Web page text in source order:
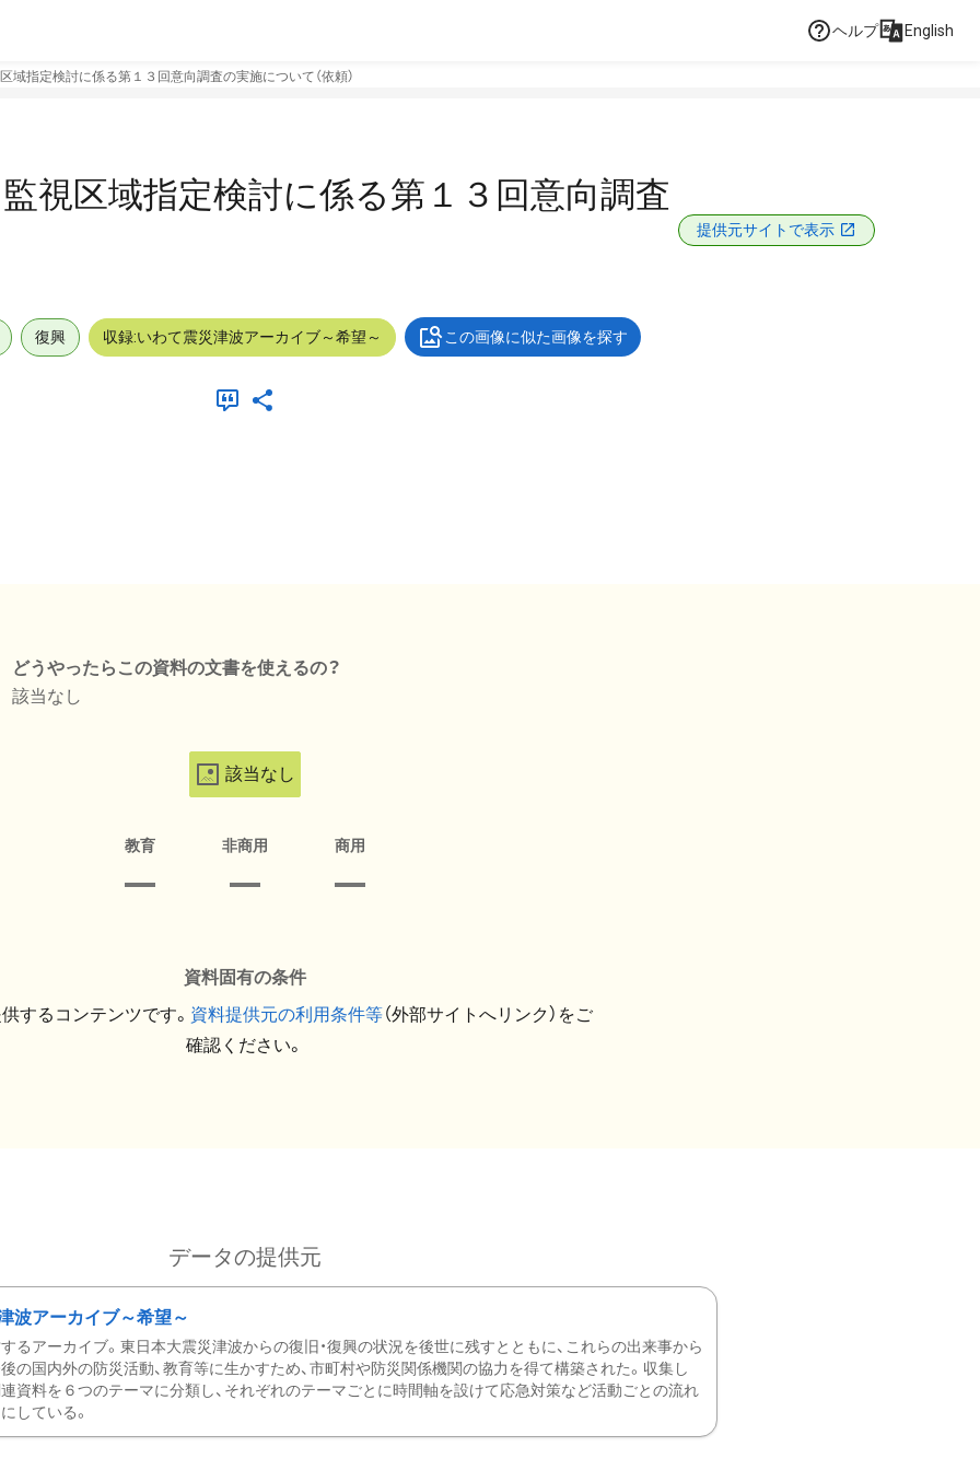
ヘルプ English
域指定検討に係る第１３回意向調査の実施について（依頼）
視区域指定検討に係る第１３回意向調査
提供元サイトで表示
復興 収録:いわて震災津波アーカイブ～希望～ この画像に似た画像を探す
どうやったらこの資料の文書を使えるの？
該当なし
該当なし
教育 非商用 商用
資料固有の条件
するコンテンツです。 資料提供元の利用条件等（外部サイトへリンク）をご
確認ください。
データの提供元
波アーカイブ～希望～
るアーカイブ。東日本大震災津波からの復旧・復興の状況を後世に残すとともに、これらの出来事から
の国内外の防災活動、教育等に生かすため、市町村や防災関係機関の協力を得て構築された。収集し
資料を６つのテーマに分類し、それぞれのテーマごとに時間軸を設けて応急対策など活動ごとの流れ
している。